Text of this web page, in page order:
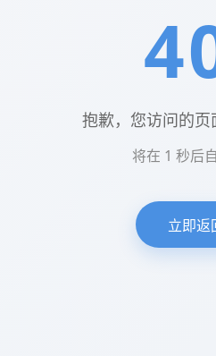
抱歉，您访问的
将在 1 秒后
立即返